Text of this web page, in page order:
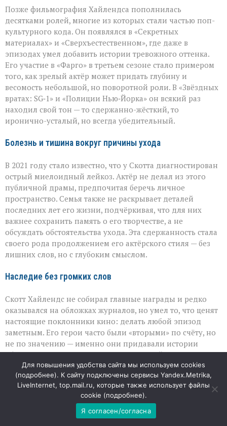
Позже фильмография Хайлендса пополнилась
десятками ролей, многие из которых стали частью поп-
культурного кода. Он появлялся в «Секретных
материалах» и «Сверхъестественном», где даже в
эпизодах умел добавить истории тревожного оттенка.
Его участие в «Фарго» в третьем сезоне стало примером
того, как зрелый актёр может придать глубину и
весомость небольшой, но поворотной роли. В «Звёздных
вратах: SG‑1» и «Полиции Нью‑Йорка» он всякий раз
находил свой тон — то сдержанно-жёсткий, то
иронично-усталый, но всегда убедительный.
Болезнь и тишина вокруг причины ухода
В 2021 году стало известно, что у Скотта диагностирован
острый миелоидный лейкоз. Актёр не делал из этого
публичной драмы, предпочитая беречь личное
пространство. Семья также не раскрывает деталей
последних лет его жизни, подчёркивая, что для них
важнее сохранить память о его творчестве, а не
обсуждать обстоятельства ухода. Эта сдержанность стала
своего рода продолжением его актёрского стиля — без
лишних слов, но с глубоким смыслом.
Наследие без громких слов
Скотт Хайлендс не собирал главные награды и редко
оказывался на обложках журналов, но умел то, что ценят
настоящие поклонники кино: делать любой эпизод
заметным. Его герои часто были «вторыми» по счёту, но
не по значению — именно они придавали истории
объём и достоверность. И в этом, пожалуй, и заключается
главная ценность его работы: он напоминал, что сила
кино — не только в главных ролях, но и в тех, кто делает
мир экрана по-настоящему живым.
Для повышения удобства сайта мы используем cookies
(подробнее). К сайту подключены сервисы Yandex.Metrika,
LiveInternet, top.mail.ru, которые также использует файлы
cookie (подробнее).
Я согласен/согласна